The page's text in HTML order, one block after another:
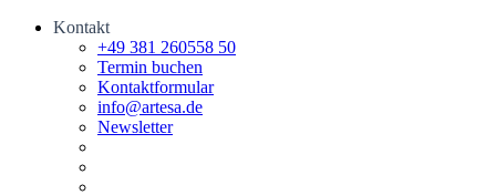
Kontakt
+49 381 260558 50
Termin buchen
Kontaktformular
info@artesa.de
Newsletter